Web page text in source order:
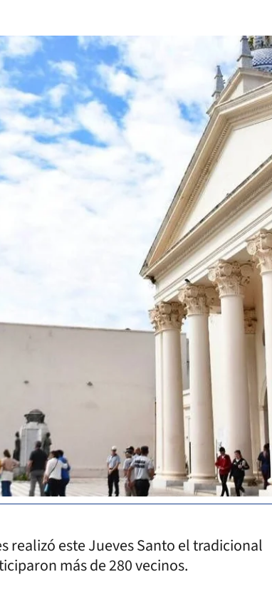
realizó este Jueves Santo el tradicional
más de 280 vecinos.